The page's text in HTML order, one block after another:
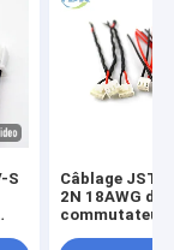
S
Câblage JST
2N 18AWG de
commutateur